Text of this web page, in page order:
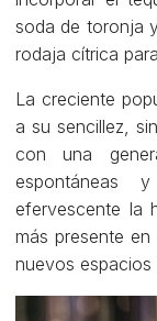
soda de toronja
rodaja cítrica
La creciente
a su sencillez,
con una
espontáneas
efervescente la
más presente
nuevos